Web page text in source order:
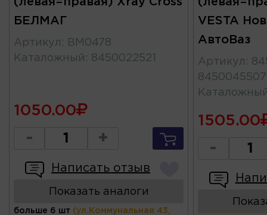
БЕЛМАГ
Артикул :
BM0478
Каталожный : 8450022521
1050.00
- +
Написать отзыв
Показать аналоги
больше 6 шт (ул.Коммунальная 43,
VESTA
АвтоВаз
Артикул :
8450045507
1505.00
-